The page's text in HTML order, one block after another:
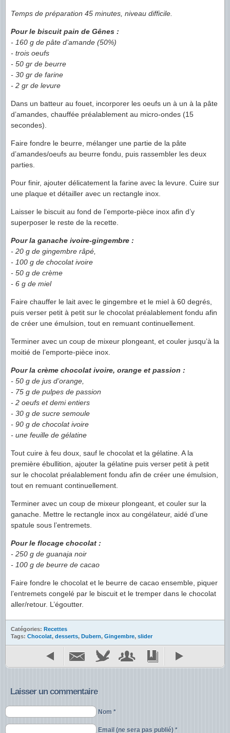
Temps de préparation 45 minutes, niveau difficile.
Pour le biscuit pain de Gênes :
- 160 g de pâte d’amande (50%)
- trois oeufs
- 50 gr de beurre
- 30 gr de farine
- 2 gr de levure
Dans un batteur au fouet, incorporer les oeufs un à un à la pâte
d’amandes, chauffée préalablement au micro-ondes (15
secondes).
Faire fondre le beurre, mélanger une partie de la pâte
d’amandes/oeufs au beurre fondu, puis rassembler les deux
parties.
Pour finir, ajouter délicatement la farine avec la levure. Cuire sur
une plaque et détailler avec un rectangle inox.
Laisser le biscuit au fond de l’emporte-pièce inox afin d’y
superposer le reste de la recette.
Pour la ganache ivoire-gingembre :
- 20 g de gingembre râpé,
- 100 g de chocolat ivoire
- 50 g de crème
- 6 g de miel
Faire chauffer le lait avec le gingembre et le miel à 60 degrés,
puis verser petit à petit sur le chocolat préalablement fondu afin
de créer une émulsion, tout en remuant continuellement.
Terminer avec un coup de mixeur plongeant, et couler jusqu’à la
moitié de l’emporte-pièce inox.
Pour la crème chocolat ivoire, orange et passion :
- 50 g de jus d’orange,
- 75 g de pulpes de passion
- 2 oeufs et demi entiers
- 30 g de sucre semoule
- 90 g de chocolat ivoire
- une feuille de gélatine
Tout cuire à feu doux, sauf le chocolat et la gélatine. A la
première ébullition, ajouter la gélatine puis verser petit à petit
sur le chocolat préalablement fondu afin de créer une émulsion,
tout en remuant continuellement.
Terminer avec un coup de mixeur plongeant, et couler sur la
ganache. Mettre le rectangle inox au congélateur, aidé d’une
spatule sous l’entremets.
Pour le flocage chocolat :
- 250 g de guanaja noir
- 100 g de beurre de cacao
Faire fondre le chocolat et le beurre de cacao ensemble, piquer
l’entremets congelé par le biscuit et le tremper dans le chocolat
aller/retour. L’égoutter.
Catégories: Recettes
Tags: Chocolat, desserts, Dubern, Gingembre, slider
Laisser un commentaire
Nom *
Email (ne sera pas publié) *